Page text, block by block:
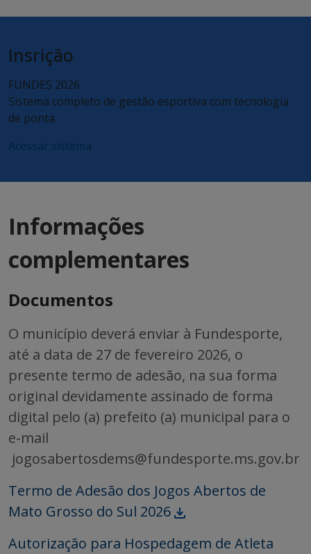
Insrição
FUNDES 2026
Sistema completo de gestão esportiva com tecnologia
de ponta
Acessar sistema
Informações
complementares
Documentos
O município deverá enviar à Fundesporte,
até a data de 27 de fevereiro 2026, o
presente termo de adesão, na sua forma
original devidamente assinado de forma
digital pelo (a) prefeito (a) municipal para o
e-mail
jogosabertosdems@fundesporte.ms.gov.br
Termo de Adesão dos Jogos Abertos de
Mato Grosso do Sul 2026
Autorização para Hospedagem de Atleta